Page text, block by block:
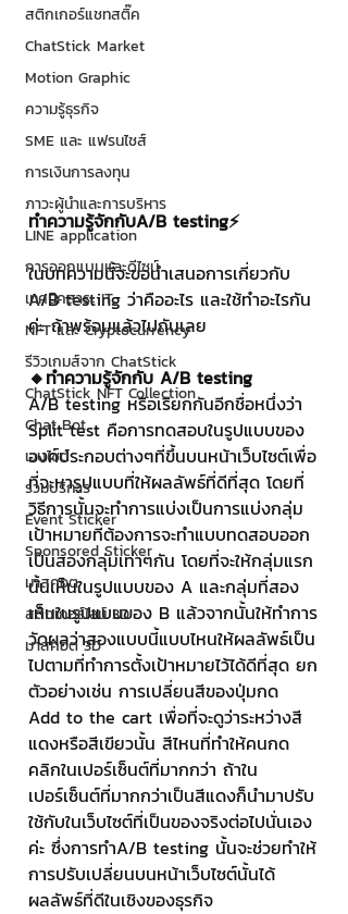
สติกเกอร์แชทสติ๊ค
ChatStick Market
Motion Graphic
ความรู้ธุรกิจ
SME และ แฟรนไชส์
การเงินการลงทุน
ภาวะผู้นำและการบริหาร
LINE application
การออกแบบและดีไซน์
เทคนิคสาระ IT
NFT และ Cryptocurrency
รีวิวเกมส์จาก ChatStick
ChatStick NFT Collection
Chat Bot
เวบไซต์
รวมบริการ
Event Sticker
Sponsored Sticker
มาสคอต
สติกเกอร์ไลน์ 3D
มาสคอต 3D
ทำความรู้จักกับA/B testing⚡️
ในบทความนี้จะขอนำเสนอการเกี่ยวกับ
A/B testing ว่าคืออะไร และใช้ทำอะไรกัน
ค่ะ ถ้าพร้อมแล้วไปกันเลย
🔸ทำความรู้จักกับ A/B testing
A/B testing หรือเรียกกันอีกชื่อหนึ่งว่า
Split test คือการทดสอบในรูปแบบของ
องค์ประกอบต่างๆที่ขึ้นบนหน้าเว็บไซต์เพื่อ
ที่จะหารูปแบบที่ให้ผลลัพธ์ที่ดีที่สุด โดยที่
วิธีการนั้นจะทำการแบ่งเป็นการแบ่งกลุ่ม
เป้าหมายที่ต้องการจะทำแบบทดสอบออก
เป็นสองกลุ่มเท่าๆกัน โดยที่จะให้กลุ่มแรก
นั้นเห็นในรูปแบบของ A และกลุ่มที่สอง
เห็นในรูปแบบของ B แล้วจากนั้นให้ทำการ
วัดผลว่าสองแบบนี้แบบไหนให้ผลลัพธ์เป็น
ไปตามที่ทำการตั้งเป้าหมายไว้ได้ดีที่สุด ยก
ตัวอย่างเช่น การเปลี่ยนสีของปุ่มกด
Add to the cart เพื่อที่จะดูว่าระหว่างสี
แดงหรือสีเขียวนั้น สีไหนที่ทำให้คนกด
คลิกในเปอร์เซ็นต์ที่มากกว่า ถ้าใน
เปอร์เซ็นต์ที่มากกว่าเป็นสีแดงก็นำมาปรับ
ใช้กับในเว็บไซต์ที่เป็นของจริงต่อไปนั่นเอง
ค่ะ ซึ่งการทำA/B testing นั้นจะช่วยทำให้
การปรับเปลี่ยนบนหน้าเว็บไซต์นั้นได้
ผลลัพธ์ที่ดีในเชิงของธุรกิจ